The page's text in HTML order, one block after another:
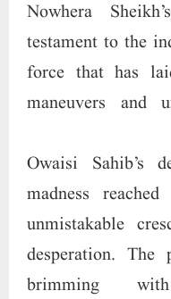
Nowhera
testament to the
force that has
maneuvers and
Owaisi Sahib’s
madness
unmistakable
desperation.
brimming